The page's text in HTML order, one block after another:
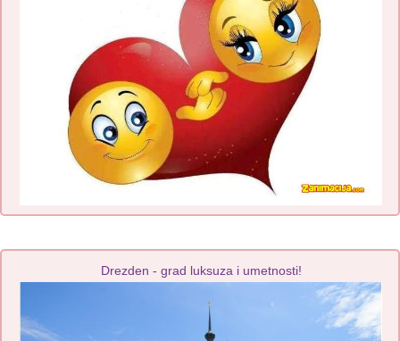
Drezden - grad luksuza i umetnosti!